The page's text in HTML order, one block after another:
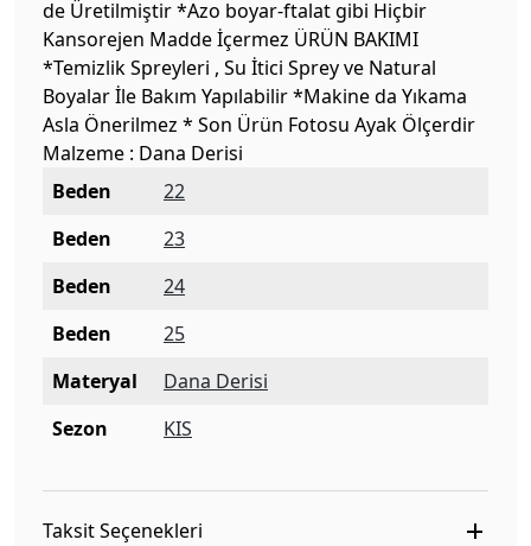
de Üretilmiştir *Azo boyar-ftalat gibi Hiçbir
Kansorejen Madde İçermez ÜRÜN BAKIMI
*Temizlik Spreyleri , Su İtici Sprey ve Natural
Boyalar İle Bakım Yapılabilir *Makine da Yıkama
Asla Önerilmez * Son Ürün Fotosu Ayak Ölçerdir
Malzeme : Dana Derisi
Beden
22
Beden
23
Beden
24
Beden
25
Materyal
Dana Derisi
Sezon
KIS
Taksit Seçenekleri